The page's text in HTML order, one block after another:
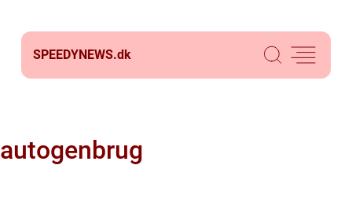
SPEEDYNEWS.dk
autogenbrug